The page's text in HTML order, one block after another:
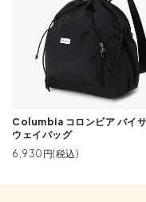
Columbia コロンビア バイ
ウェイバッグ
6,930円(税込)